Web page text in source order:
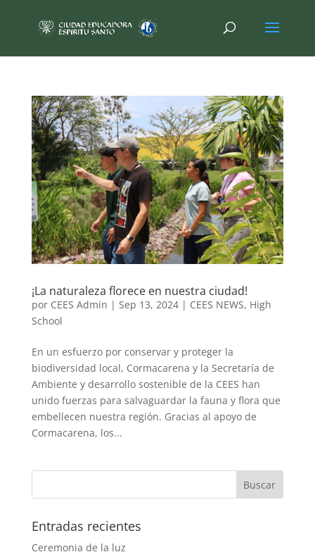
¡La naturaleza florece en nuestra ciudad!
por CEES Admin | Sep 13, 2024| CEES NEWS, High
School
En un esfuerzo por conservar y proteger la
biodiversidad local, Cormacarena y la Secretaría de
Ambiente y desarrollo sostenible de la CEES han
unido fuerzas para salvaguardar la fauna y flora que
embellecen nuestra región. Gracias al apoyo de
Cormacarena, los...
Entradas recientes
Ceremonia de la luz